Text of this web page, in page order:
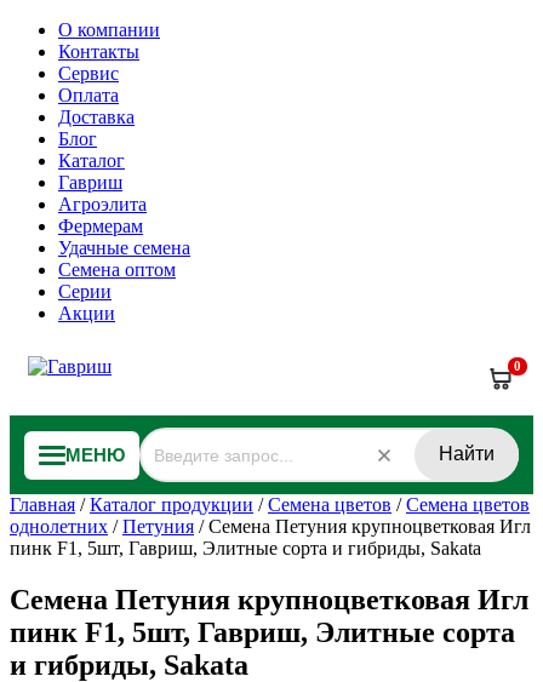
О компании
Контакты
Сервис
Оплата
Доставка
Блог
Каталог
Гавриш
Агроэлита
Фермерам
Удачные семена
Семена оптом
Серии
Акции
0
МЕНЮ Найти
Главная /Каталог продукции /Семена цветов /Семена цветов
однолетних /Петуния /Семена Петуния крупноцветковая Игл
пинк F1, 5шт, Гавриш, Элитные сорта и гибриды, Sakata
Семена Петуния крупноцветковая Игл
пинк F1, 5шт, Гавриш, Элитные сорта
и гибриды, Sakata